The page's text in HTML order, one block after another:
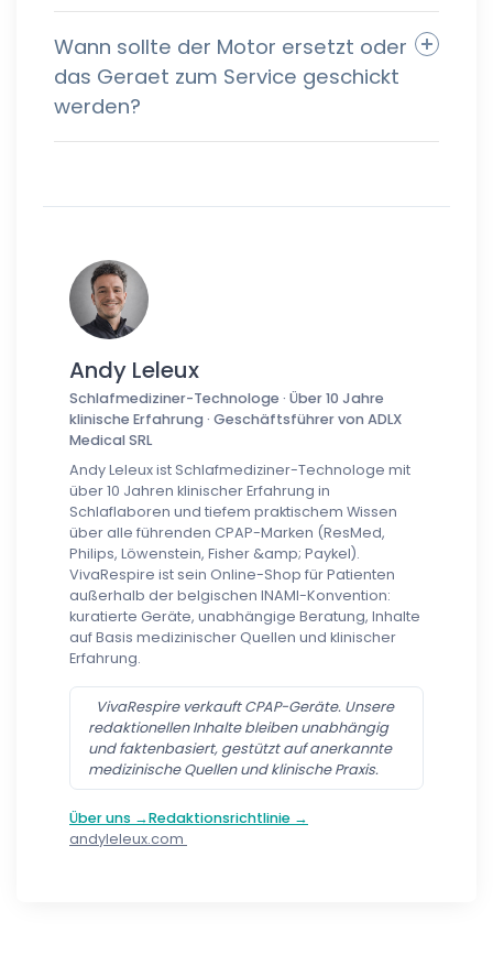
Wann sollte der Motor ersetzt oder
das Geraet zum Service geschickt
werden?
Andy Leleux
Schlafmediziner-Technologe · Über 10 Jahre
klinische Erfahrung · Geschäftsführer von ADLX
Medical SRL
Andy Leleux ist Schlafmediziner-Technologe mit
über 10 Jahren klinischer Erfahrung in
Schlaflaboren und tiefem praktischem Wissen
über alle führenden CPAP-Marken (ResMed,
Philips, Löwenstein, Fisher &amp; Paykel).
VivaRespire ist sein Online-Shop für Patienten
außerhalb der belgischen INAMI-Konvention:
kuratierte Geräte, unabhängige Beratung, Inhalte
auf Basis medizinischer Quellen und klinischer
Erfahrung.
VivaRespire verkauft CPAP-Geräte. Unsere
redaktionellen Inhalte bleiben unabhängig
und faktenbasiert, gestützt auf anerkannte
medizinische Quellen und klinische Praxis.
Über uns →Redaktionsrichtlinie →
andyleleux.com